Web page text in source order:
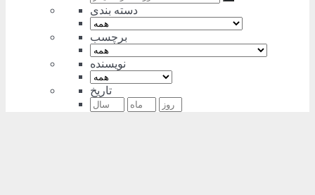
دسته بندی
برچسب
نویسنده
تاریخ